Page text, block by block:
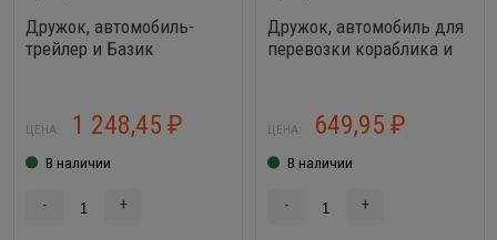
Дружок, автомобиль-
трейлер и Базик
ЦЕНА: 1 248,45 ₽
В наличии
- +
Дружок, автомобиль для
перевозки кораблика и
ЦЕНА: 649,95 ₽
В наличии
- +